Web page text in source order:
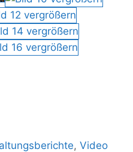
,Video